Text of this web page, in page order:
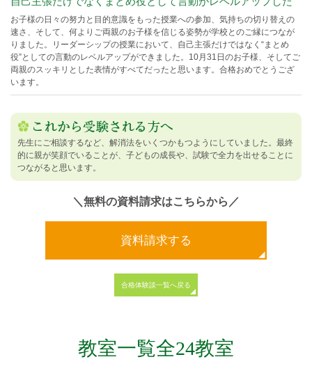
お子様の日々の努力と目的意識をもった授業への参加、気持ちの切り替えの
速さ、そして、何よりご両親のお子様を信じる姿勢が学校とのご縁につなが
りました。リーダーシップの授業において、自己主張だけではなく“まとめ
役”としての言動のレベルアップができました。10月31日のお子様、そしてご
両親のスッキリとした表情がすべてだったと思います。合格おめでとうござ
います。
先生にご相談するなど、解消法をいくつかもつようにしていました。最終
的に親が笑顔でいることが、子どもの成長や、試験で全力を出せることに
つながると思います。
＼無料の資料請求はこちらから／
資料請求する
合格体験談一覧へ戻る
教室一覧全24教室